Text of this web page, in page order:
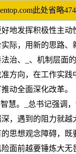
此处省略
地发挥积极性主
际，用新的思路
治、_、机制层面
方向，在工作实
动全面深化改革。
慧。_总书记强调
，遇到的阻力就
思想观念障碍，
面前越要锤炼大